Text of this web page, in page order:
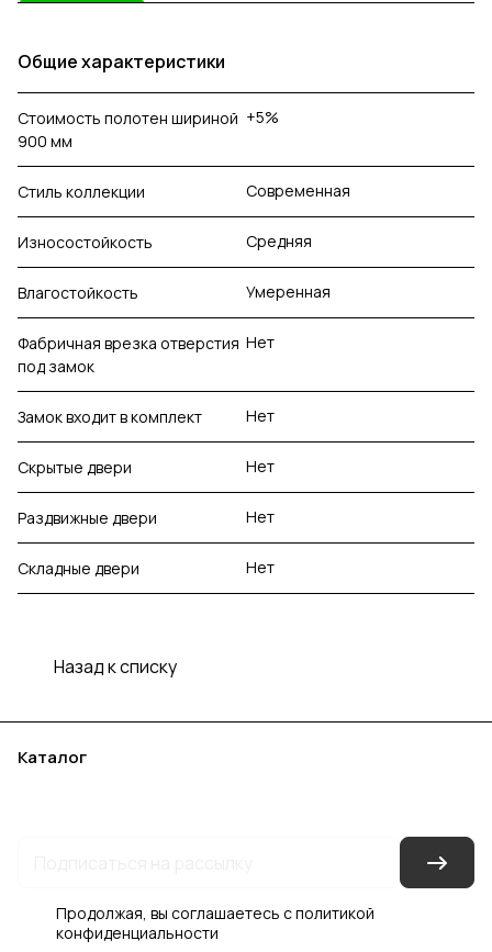
Общие характеристики
Стоимость полотен шириной
900 мм
+5%
Стиль коллекции Современная
Износостойкость Средняя
Влагостойкость Умеренная
Фабричная врезка отверстия
под замок
Нет
Замок входит в комплект Нет
Скрытые двери Нет
Раздвижные двери Нет
Складные двери Нет
Назад к списку
Каталог
Продолжая, вы соглашаетесь сполитикой
конфиденциальности